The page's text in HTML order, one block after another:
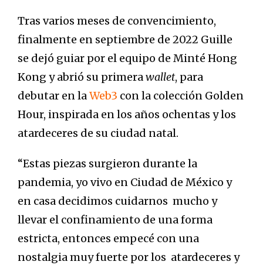
Tras varios meses de convencimiento,
finalmente en septiembre de 2022 Guille
se dejó guiar por el equipo de Minté Hong
Kong y abrió su primerawallet, para
debutar en laWeb3 con la colección Golden
Hour, inspirada en los años ochentas y los
atardeceres de su ciudad natal.
“Estas piezas surgieron durante la
pandemia, yo vivo en Ciudad de México y
en casa decidimos cuidarnos mucho y
llevar el confinamiento de una forma
estricta, entonces empecé con una
nostalgia muy fuerte por los atardeceres y